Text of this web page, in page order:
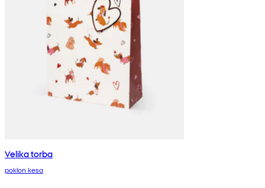
Velika torba
poklon kesa